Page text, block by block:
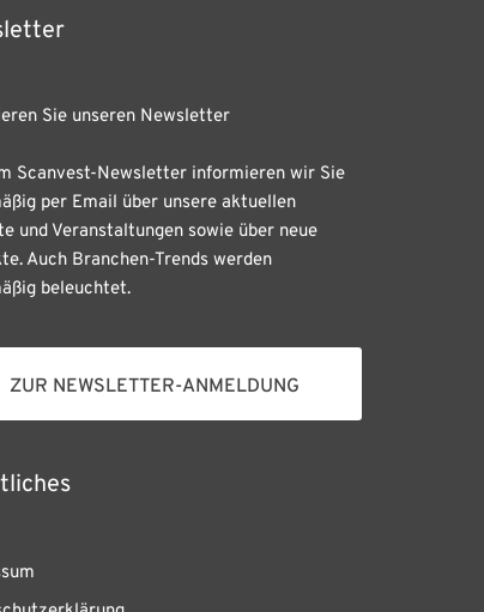
Sie unseren Newsletter
Scanvest-Newsletter informieren wir Sie
per Email über unsere aktuellen
und Veranstaltungen sowie über neue
Auch Branchen-Trends werden
beleuchtet.
ZUR NEWSLETTER-ANMELDUNG